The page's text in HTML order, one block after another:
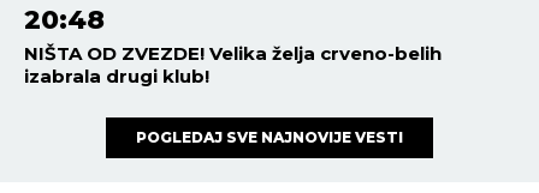
20:48
NIŠTA OD ZVEZDE! Velika želja crveno-belih
izabrala drugi klub!
POGLEDAJ SVE NAJNOVIJE VESTI